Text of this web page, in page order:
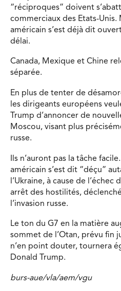
“réciproques” doivent
commerciaux des Etats-
américain s’est déjà dit
délai.
Canada, Mexique et Chine
séparée.
En plus de tenter de
les dirigeants européens
Trump d’annoncer de
Moscou, visant plus
russe.
Ils n’auront pas la tâche
américain s’est dit “déçu”
l’Ukraine, à cause de
arrêt des hostilités,
l’invasion russe.
Le ton du G7 en la matière
sommet de l’Otan, prévu fin
n’en point douter, tournera
Donald Trump.
burs-aue/vla/aem/vgu